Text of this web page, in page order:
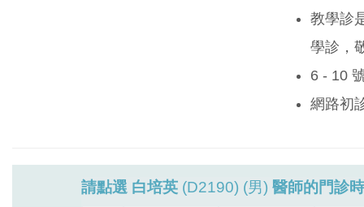
教學診
學診，
6 - 10
網路初